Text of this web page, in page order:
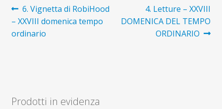
Navigazione
articoli
Articolo
precedente:
6. Vignetta di RobiHood
– XXVIII domenica tempo
ordinario
Articolo
successivo:
4. Letture – XXVIII
DOMENICA DEL TEMPO
ORDINARIO
Prodotti in evidenza